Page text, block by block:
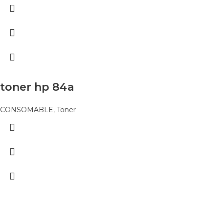
toner hp 84a
CONSOMABLE, Toner